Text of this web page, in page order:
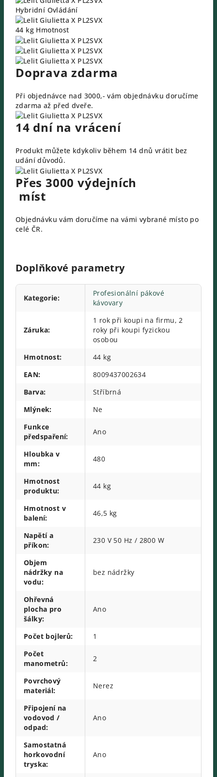
Hybridní Ovládání
44 kg Hmotnost
Doprava zdarma
Při objednávce nad 3000,- vám objednávku doručíme
zdarma až před dveře.
14 dní na vrácení
Produkt můžete kdykoliv během 14 dnů vrátit bez
udání důvodů.
Přes 3000 výdejních
míst
Objednávku vám doručíme na vámi vybrané místo po
celé ČR.
Doplňkové parametry
Kategorie:
Profesionální pákové
kávovary
Záruka:
1 rok při koupi na firmu, 2
roky při koupi fyzickou
osobou
Hmotnost:
44 kg
EAN:
8009437002634
Barva:
Stříbrná
Mlýnek:
Ne
Funkce
předspaření:
Ano
Hloubka v
mm:
480
Hmotnost
produktu:
44 kg
Hmotnost v
balení:
46,5 kg
Napětí a
příkon:
230 V 50 Hz / 2800 W
Objem
nádržky na
vodu:
bez nádržky
Ohřevná
plocha pro
šálky:
Ano
Počet bojlerů:
1
Počet
manometrů:
2
Povrchový
materiál:
Nerez
Připojení na
vodovod /
odpad:
Ano
Samostatná
horkovodní
tryska:
Ano